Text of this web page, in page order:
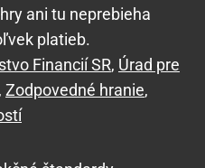
ani tu neprebieha
platieb.
Financií SR, Úrad pre
Zodpovedné hranie,